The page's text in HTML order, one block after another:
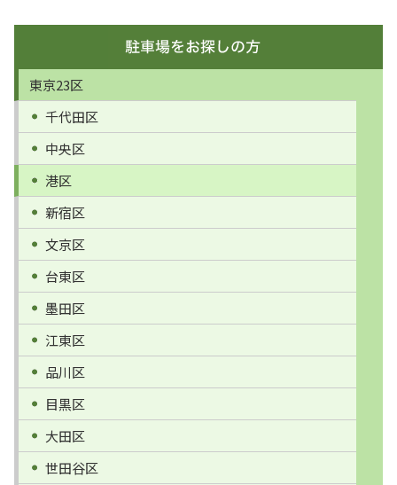
東京23区
千代田区
中央区
港区
新宿区
文京区
台東区
墨田区
江東区
品川区
目黒区
大田区
世田谷区